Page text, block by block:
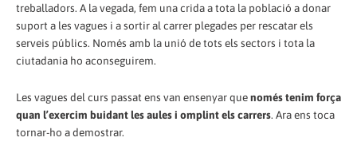
treballadors. A la vegada, fem una crida a tota la població a donar
suport a les vagues i a sortir al carrer plegades per rescatar els
serveis públics. Només amb la unió de tots els sectors i tota la
ciutadania ho aconseguirem.
Les vagues del curs passat ens van ensenyar quenomés tenim força
quan l’exercim buidant les aules i omplint els carrers. Ara ens toca
tornar-ho a demostrar.